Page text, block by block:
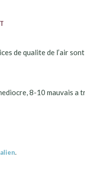
de qualite de l’air
8-10 mauvais a
.